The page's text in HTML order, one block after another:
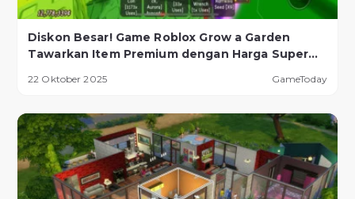
Diskon Besar! Game Roblox Grow a Garden
Tawarkan Item Premium dengan Harga Super
22 Oktober 2025 GameToday